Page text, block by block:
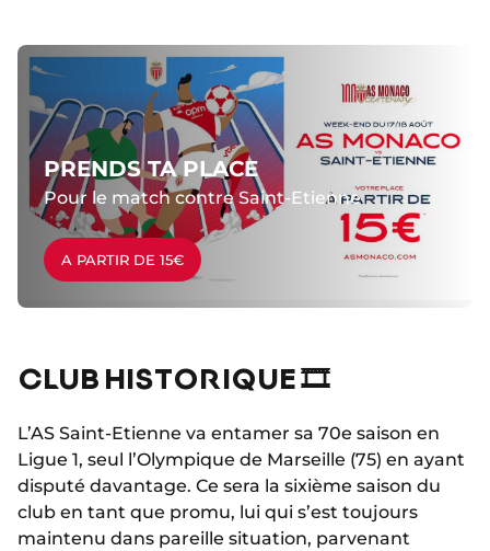
PRENDS TA PLACE
Pour le match contre Saint-Etienne
A PARTIR DE 15€
CLUB HISTORIQUE 🎞️
L’AS Saint-Etienne va entamer sa 70e saison en
Ligue 1, seul l’Olympique de Marseille (75) en ayant
disputé davantage. Ce sera la sixième saison du
club en tant que promu, lui qui s’est toujours
maintenu dans pareille situation, parvenant